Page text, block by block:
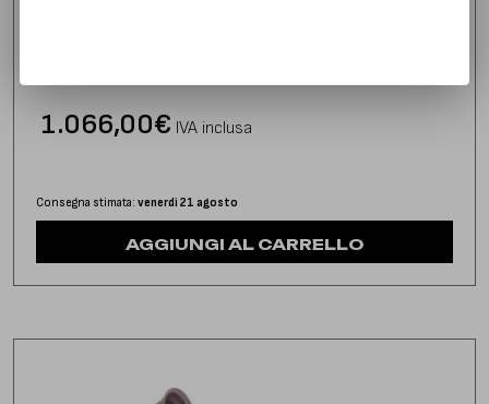
€
1.066,00 IVA inclusa
Consegna stimata: venerdì 21 agosto
AGGIUNGI AL CARRELLO